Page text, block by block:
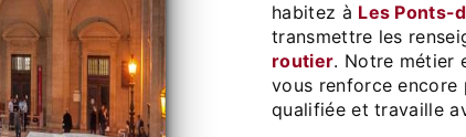
habitez à Les Ponts-
transmettre les
routier. Notre métier
vous renforce encore
qualifiée et travaille